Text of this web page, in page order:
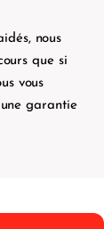
nous
que si
vous
une garantie